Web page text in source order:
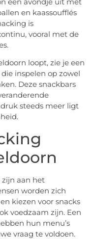
en kaassoufflés
is
vooral met de
loopt, zie je een
inspelen op zowel
Deze snackbars
steeds meer ligt
aan het
worden zich
kiezen voor snacks
voedzaam zijn. Een
hun menu’s
vraag te voldoen.